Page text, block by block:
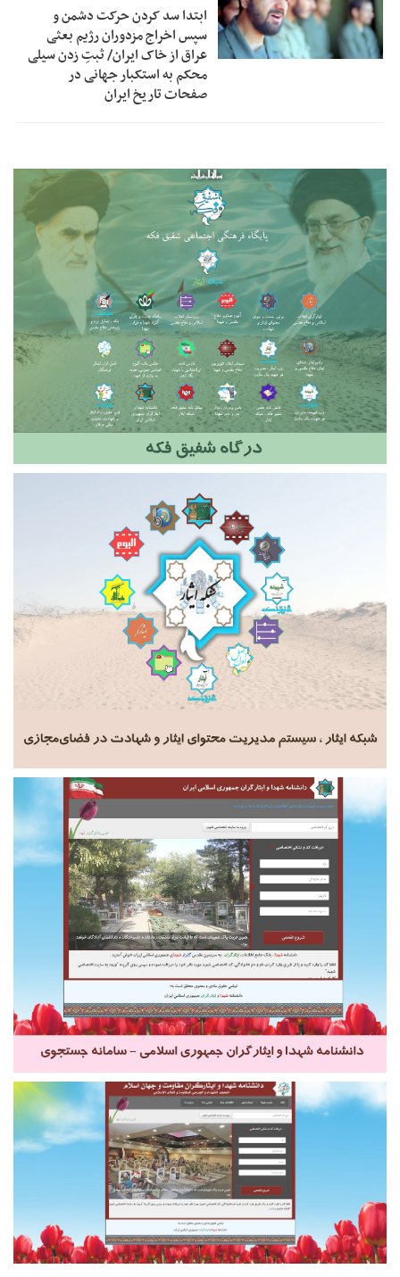
ابتدا سد کردن حرکت دشمن و
سپس اخراج مزدوران رژیم بعثی
عراق از خاک ایران/ ثبتِ زدن سیلی
محکم به استکبار جهانی در
صفحات تاریخ ایران